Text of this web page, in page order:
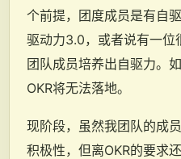
个前提，团度成员是有自
驱动力3.0，或者说有一
团队成员培养出自驱力。
OKR将无法落地。
现阶段，虽然我团队的成
积极性，但离OKR的要求